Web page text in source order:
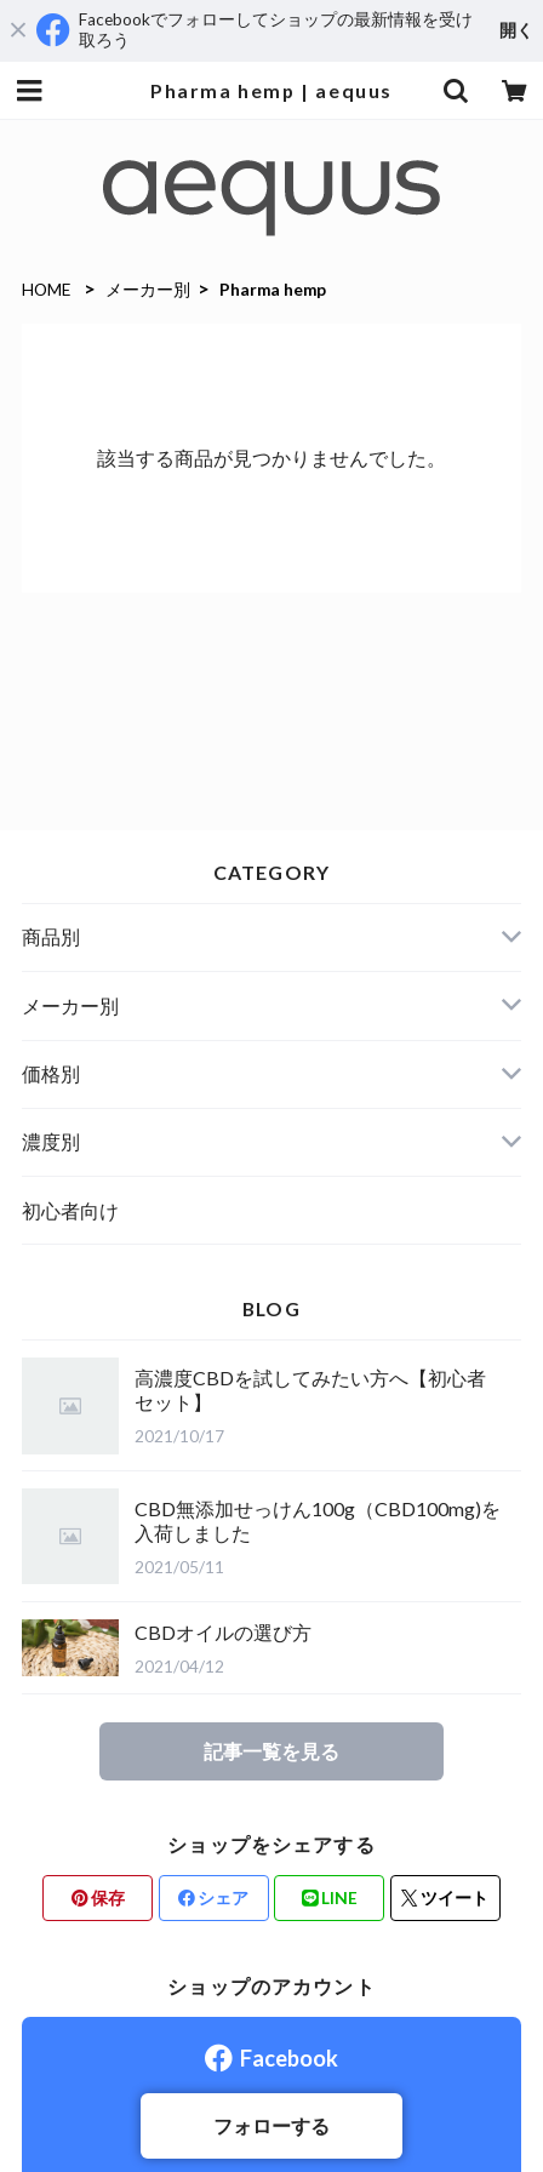
Facebookでフォローしてショップの最新情報を受け
取ろう
開く
Pharma hemp | aequus
HOME メーカー別 Pharma hemp
該当する商品が見つかりませんでした。
CATEGORY
商品別
メーカー別
価格別
濃度別
初心者向け
BLOG
高濃度CBDを試してみたい方へ【初心者
セット】
2021/10/17
CBD無添加せっけん100g（CBD100mg)を
入荷しました
2021/05/11
CBDオイルの選び方
2021/04/12
記事一覧を見る
ショップをシェアする
保存 シェア LINE ツイート
ショップのアカウント
Facebook
フォローする